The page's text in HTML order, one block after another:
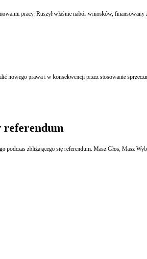
pracy. Ruszył właśnie nabór wniosków,
prawa i w konsekwencji przez stosowanie
referendum
zbliżającego się referendum. Masz Głos, Masz